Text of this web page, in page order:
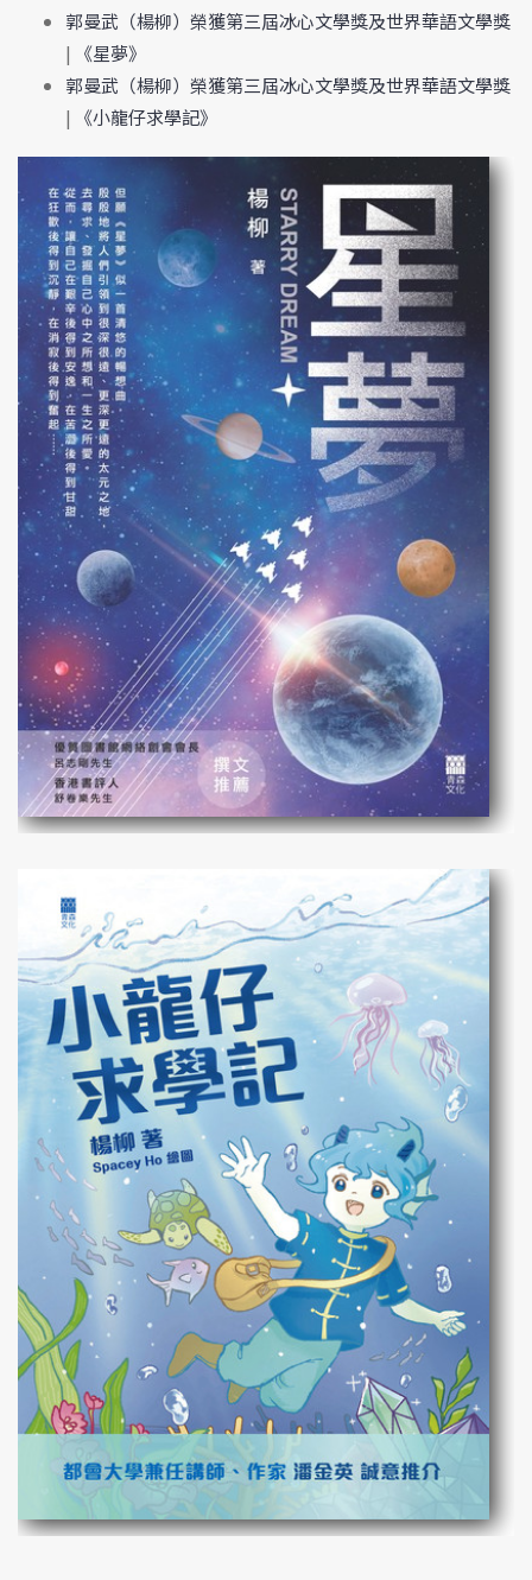
郭曼武（楊柳）榮獲第三屆冰心文學獎及世界華語文學獎
|
《星夢》
郭曼武（楊柳）榮獲第三屆冰心文學獎及世界華語文學獎
|
《小龍仔求學記》